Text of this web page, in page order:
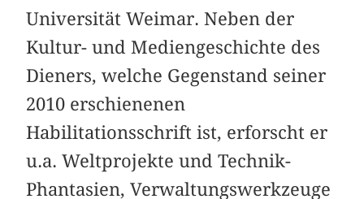
Universität Weimar. Neben der
Kultur- und Mediengeschichte des
Dieners, welche Gegenstand seiner
2010 erschienenen
Habilitationsschrift ist, erforscht er
u.a. Weltprojekte und Technik-
Phantasien, Verwaltungswerkzeuge